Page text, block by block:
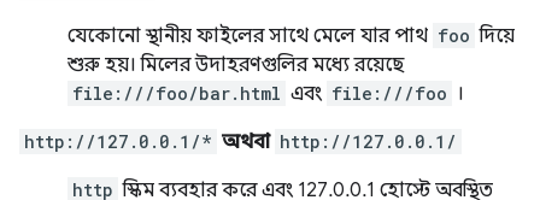
যেকোনো স্থানীয় ফাইলের সাথে মেলে যার পাথ foo দিয়ে
শুরু হয়। মিলের উদাহরণগুলির মধ্যে রয়েছে
file:///foo/bar.html এবং file:///foo ।
http://127.0.0.1/* অথবা http://127.0.0.1/
http স্কিম ব্যবহার করে এবং 127.0.0.1 হোস্টে অবস্থিত